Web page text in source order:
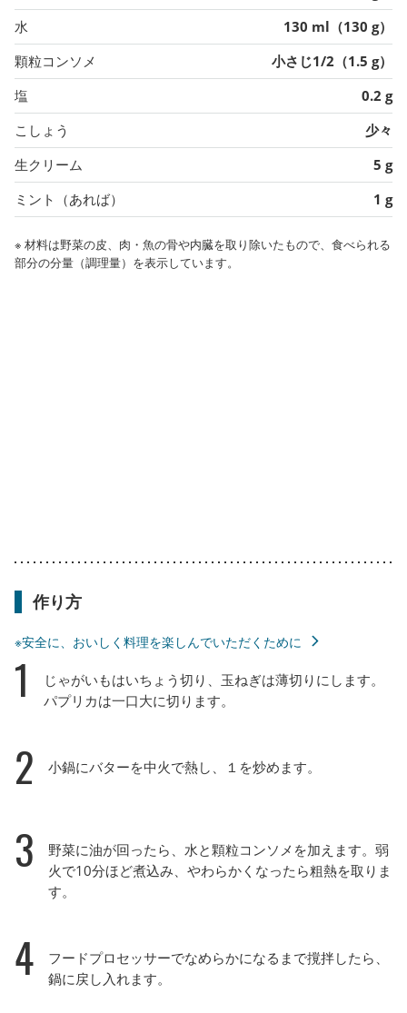
水
130 ml（130 g）
顆粒コンソメ
小さじ1/2（1.5 g）
塩
0.2 g
こしょう
少々
生クリーム
5 g
ミント（あれば）
1 g
※ 材料は野菜の皮、肉・魚の骨や内臓を取り除いたもので、食べられる
部分の分量（調理量）を表示しています。
作り方
※安全に、おいしく料理を楽しんでいただくために
1
じゃがいもはいちょう切り、玉ねぎは薄切りにします。
パプリカは一口大に切ります。
2 小鍋にバターを中火で熱し、１を炒めます。
3
野菜に油が回ったら、水と顆粒コンソメを加えます。弱
火で10分ほど煮込み、やわらかくなったら粗熱を取りま
す。
4
フードプロセッサーでなめらかになるまで撹拌したら、
鍋に戻し入れます。